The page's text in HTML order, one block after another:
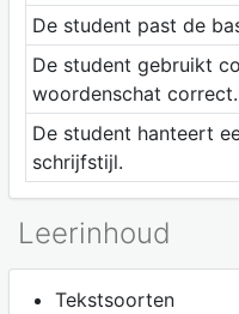
De student past de
De student gebruikt
woordenschat correct.
De student hanteert
schrijfstijl.
Leerinhoud
Tekstsoorten